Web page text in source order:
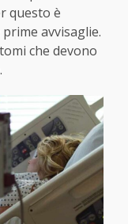
questo è
avvisaglie.
che devono